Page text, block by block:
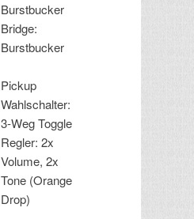
Burstbucker
Bridge:
Burstbucker
Pickup
Wahlschalter:
3-Weg Toggle
Regler: 2x
Volume, 2x
Tone (Orange
Drop)